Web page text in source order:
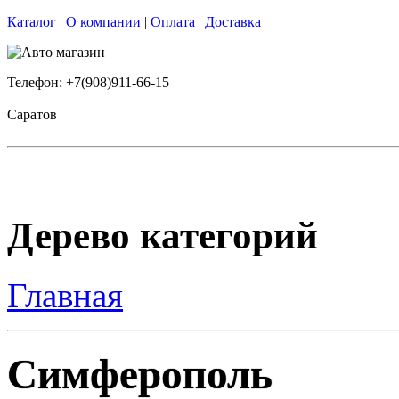
Каталог | О компании | Оплата | Доставка
Телефон: +7(908)911-66-15
Саратов
Дерево категорий
Главная
Симферополь